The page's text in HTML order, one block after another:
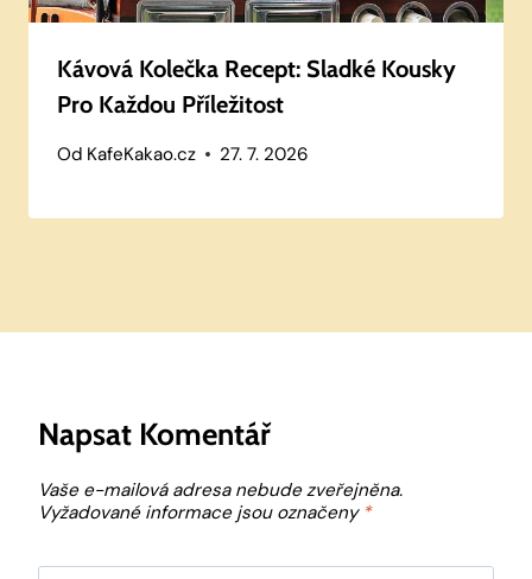
Kávová Kolečka Recept: Sladké Kousky
Pro Každou Příležitost
Od KafeKakao.cz 27. 7. 2026
Napsat Komentář
Vaše e-mailová adresa nebude zveřejněna.
Vyžadované informace jsou označeny *